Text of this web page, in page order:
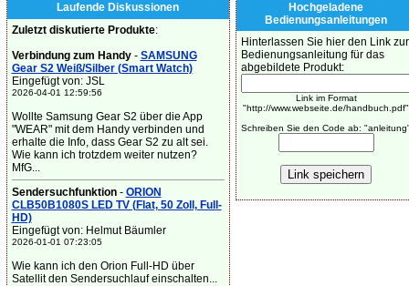
Laufende Diskussionen
Zuletzt diskutierte Produkte:
Verbindung zum Handy- SAMSUNG
Gear S2 Weiß/Silber (Smart Watch)
Eingefügt von: JSL
2026-04-01 12:59:56
Wollte Samsung Gear S2 über die App
"WEAR" mit dem Handy verbinden und
erhalte die Info, dass Gear S2 zu alt sei.
Wie kann ich trotzdem weiter nutzen?
MfG...
Sendersuchfunktion- ORION
CLB50B1080S LED TV (Flat, 50 Zoll, Full-
HD)
Eingefügt von: Helmut Bäumler
2026-01-01 07:23:05
Wie kann ich den Orion Full-HD über
Satellit den Sendersuchlauf einschalten...
Hochgeladene
Bedienungsanleitungen
Hinterlassen Sie hier den Link zur
Bedienungsanleitung für das
abgebildete Produkt:
Link im Format
"http://www.webseite.de/handbuch.pdf"
Schreiben Sie den Code ab: